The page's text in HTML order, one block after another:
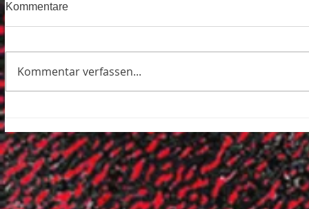
Kommentare
Kommentar verfassen...